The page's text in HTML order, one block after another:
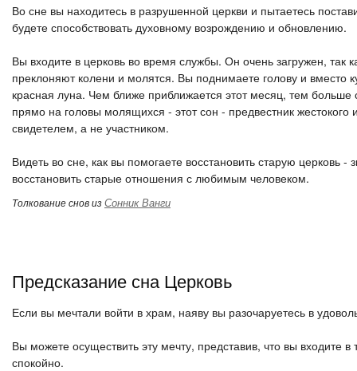
Во сне вы находитесь в разрушенной церкви и пытаетесь
будете способствовать духовному возрождению и обновлению.
Вы входите в церковь во время службы. Он очень загружен,
преклоняют колени и молятся. Вы поднимаете голову и вместо
красная луна. Чем ближе приближается этот месяц, тем больше
прямо на головы молящихся - этот сон - предвестник жестокого
свидетелем, а не участником.
Видеть во сне, как вы помогаете восстановить старую церковь
восстановить старые отношения с любимым человеком.
Толкование снов изСонник Ванги
Предсказание сна Церковь
Если вы мечтали войти в храм, наяву вы разочаруетесь в
Вы можете осуществить эту мечту, представив, что вы входите
спокойно.